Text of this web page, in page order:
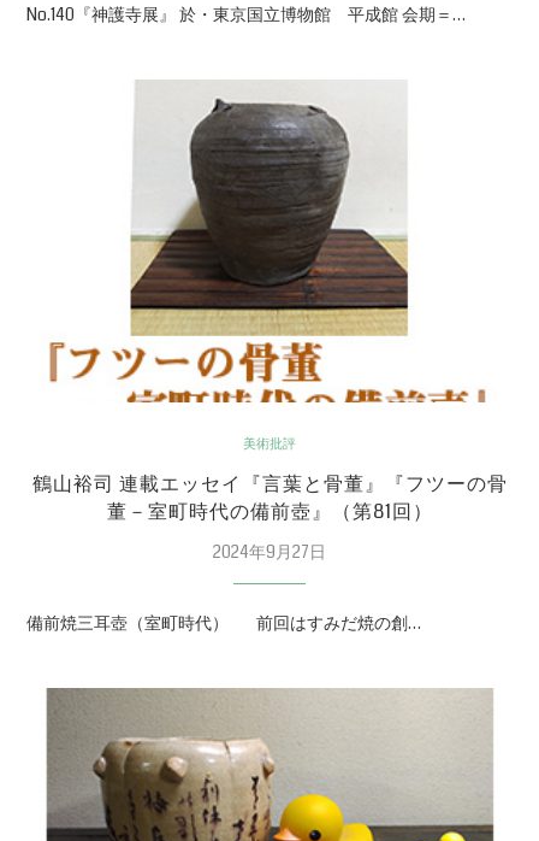
No.140『神護寺展』 於・東京国立博物館 平成館 会期＝…
美術批評
鶴山裕司 連載エッセイ『言葉と骨董』『フツーの骨
董－室町時代の備前壺』（第81回）
2024年9月27日
備前焼三耳壺（室町時代） 前回はすみだ焼の創…